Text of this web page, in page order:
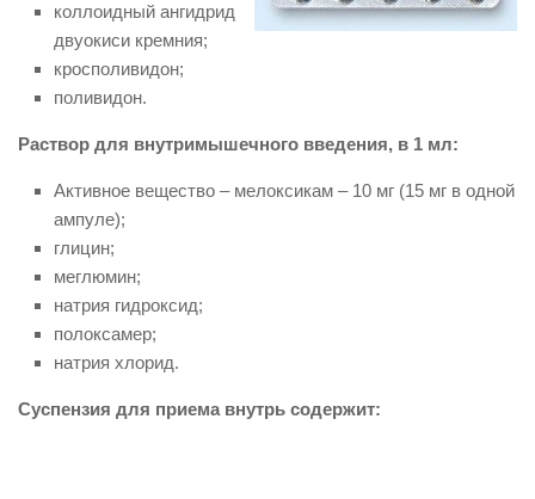
коллоидный ангидрид
двуокиси кремния;
кросполивидон;
поливидон.
Раствор для внутримышечного введения, в 1 мл:
Активное вещество – мелоксикам – 10 мг (15 мг в одной
ампуле);
глицин;
меглюмин;
натрия гидроксид;
полоксамер;
натрия хлорид.
Суспензия для приема внутрь содержит: